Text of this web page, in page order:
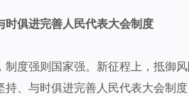
时俱进完善人民代表大会制度
制度强则国家强。新征程上，抵御
持、与时俱进完善人民代表大会制